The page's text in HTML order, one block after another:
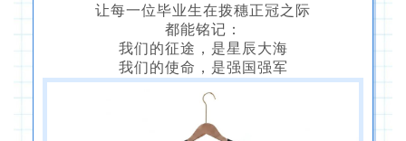
让每一位毕业生在拨穗正冠之际
都能铭记：
我们的征途，是星辰大海
我们的使命，是强国强军